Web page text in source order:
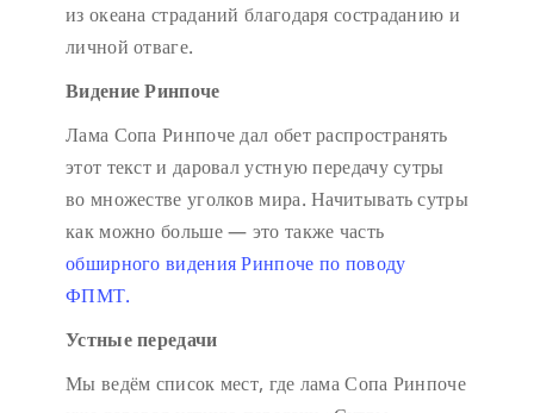
из океана страданий благодаря состраданию и
личной отваге.
Видение Ринпоче
Лама Сопа Ринпоче дал обет распространять
этот текст и даровал устную передачу сутры
во множестве уголков мира. Начитывать сутры
как можно больше — это также часть
обширного видения Ринпоче по поводу
ФПМТ.
Устные передачи
Мы ведём список мест, где лама Сопа Ринпоче